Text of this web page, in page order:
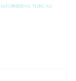
ALFOMBRAS TURCAS